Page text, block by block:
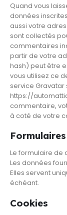
Quand vous
données
aussi votre
sont collectés
commentaires
partir de votre
hash) peut être
vous utilisez ce
service Gravatar
https://
commentaire,
à coté de votre
Le formulaire de
Les données
Elles servent
échéant.
Cookies